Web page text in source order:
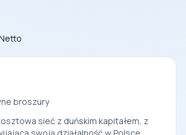
broszury
sieć z duńskim kapitałem, z